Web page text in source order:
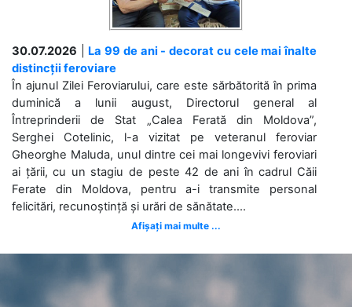
30.07.2026
La 99 de ani - decorat cu cele mai înalte
distincții feroviare
În ajunul Zilei Feroviarului, care este sărbătorită în prima
duminică a lunii august, Directorul general al
Întreprinderii de Stat „Calea Ferată din Moldova”,
Serghei Cotelinic, l-a vizitat pe veteranul feroviar
Gheorghe Maluda, unul dintre cei mai longevivi feroviari
ai țării, cu un stagiu de peste 42 de ani în cadrul Căii
Ferate din Moldova, pentru a-i transmite personal
felicitări, recunoștință și urări de sănătate....
Afișați mai multe ...